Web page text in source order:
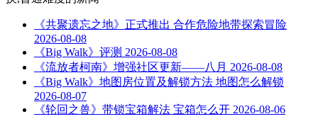
《共聚遗忘之地》正式推出 合作危险地带探索冒险
2026-08-08
《Big Walk》评测 2026-08-08
《流放者柯南》增强社区更新——八月 2026-08-08
《Big Walk》地图房位置及解锁方法 地图怎么解锁
2026-08-07
《轮回之兽》带锁宝箱解法 宝箱怎么开 2026-08-06